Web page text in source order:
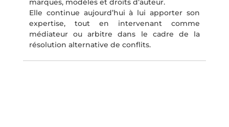
marques, modèles et droits d’auteur.
Elle continue aujourd’hui à lui apporter son
expertise, tout en intervenant comme
médiateur ou arbitre dans le cadre de la
résolution alternative de conflits.